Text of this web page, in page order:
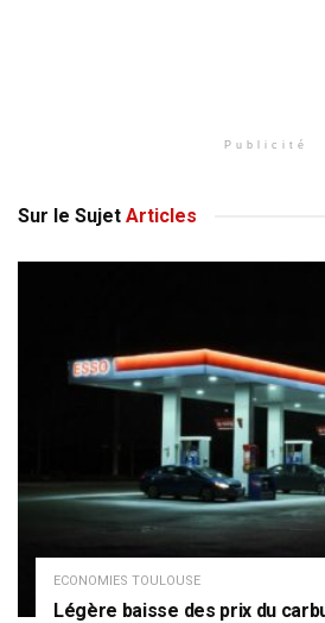
Publicité
Sur le Sujet Articles
ECONOMIES TOULOUSE
Légère baisse des prix du